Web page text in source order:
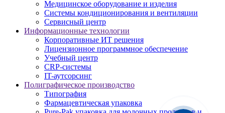
Медицинское оборудование и изделия
Системы кондиционирования и вентиляции
Сервисный центр
Информационные технологии
Корпоративные ИТ решения
Лицензионное программное обеспечение
Учебный центр
CRP-системы
IT-аутсорсинг
Полиграфическое производство
Типография
Фармацевтическая упаковка